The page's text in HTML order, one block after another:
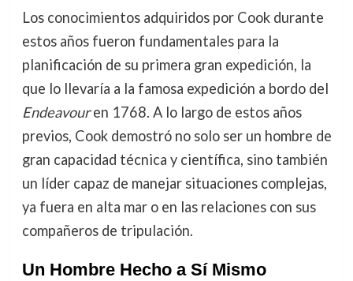
Los conocimientos adquiridos por Cook durante
estos años fueron fundamentales para la
planificación de su primera gran expedición, la
que lo llevaría a la famosa expedición a bordo del
Endeavouren 1768. A lo largo de estos años
previos, Cook demostró no solo ser un hombre de
gran capacidad técnica y científica, sino también
un líder capaz de manejar situaciones complejas,
ya fuera en alta mar o en las relaciones con sus
compañeros de tripulación.
Un Hombre Hecho a Sí Mismo